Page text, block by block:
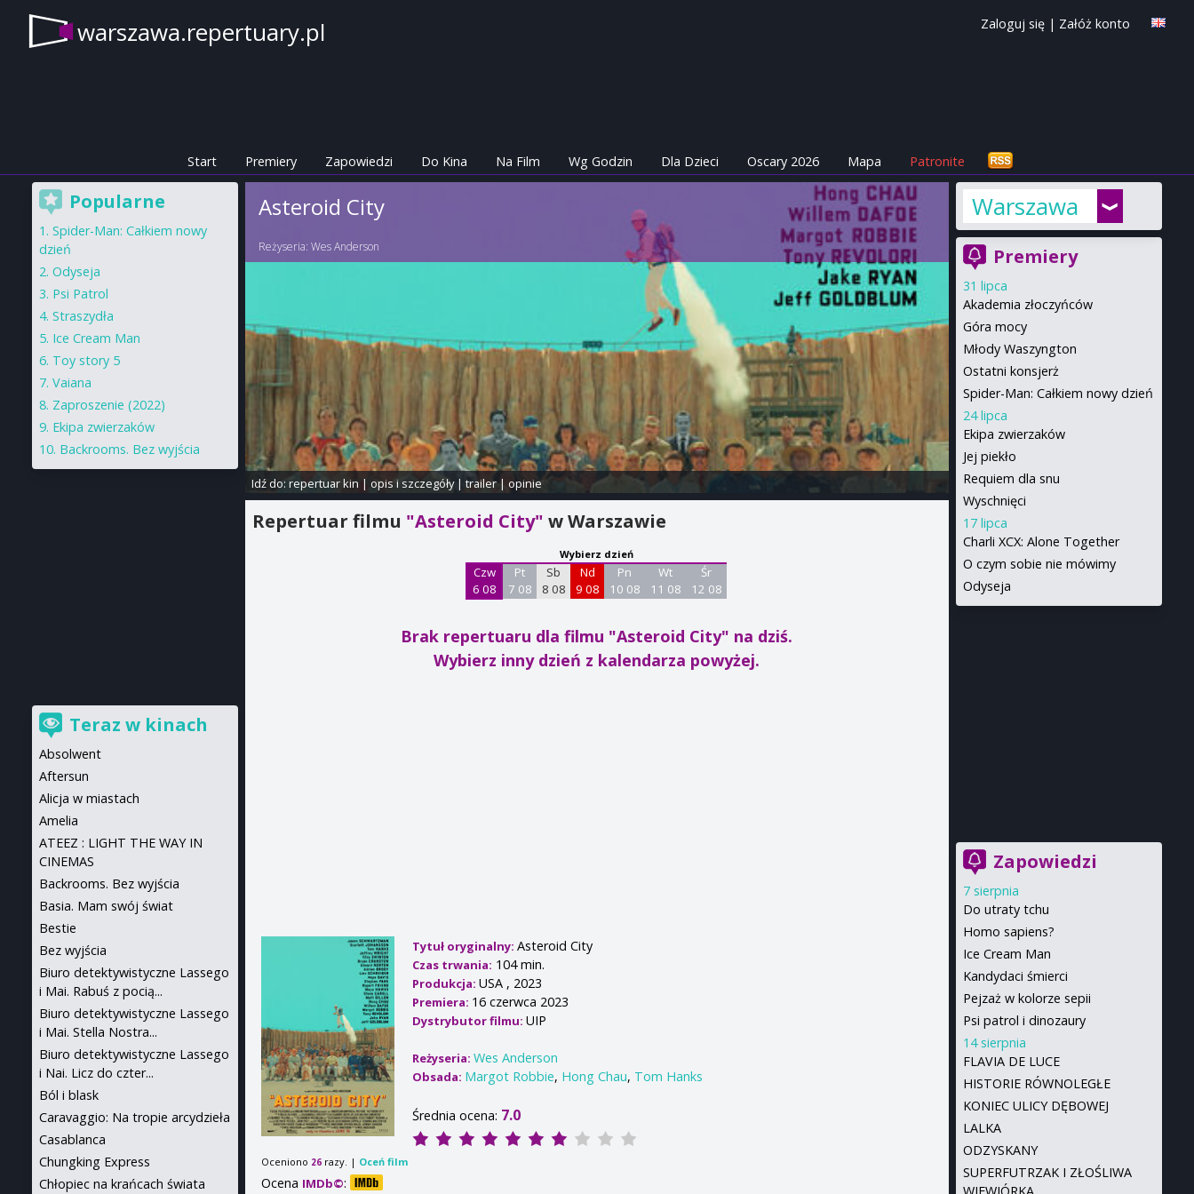
warszawa.repertuary.pl Zaloguj się | Załóż konto
Start Premiery Zapowiedzi Do Kina Na Film Wg Godzin Dla Dzieci Oscary 2026 Mapa Patronite
Asteroid City
Reżyseria:Wes Anderson
Idź do: repertuar kin | opis i szczegóły| trailer| opinie
Repertuar filmu "Asteroid City"w Warszawie
Wybierz dzień
Czw
6 08
Pt
7 08
Sb
8 08
Nd
9 08
Pn
10 08
Wt
11 08
Śr
12 08
Brak repertuaru dla filmu "Asteroid City" na dziś.
Wybierz inny dzień z kalendarza powyżej.
Tytuł oryginalny:Asteroid City
Czas trwania: 104 min.
Produkcja:USA , 2023
Premiera: 16 czerwca 2023
Dystrybutor filmu:UIP
Reżyseria:Wes Anderson
Obsada: Margot Robbie, Hong Chau, Tom Hanks
Średnia ocena: 7.0
Oceniono 26 razy. | Oceń film
Ocena IMDb©:
Warszawa
Premiery
31 lipca
Akademia złoczyńców
Góra mocy
Młody Waszyngton
Ostatni konsjerż
Spider-Man: Całkiem nowy dzień
24 lipca
Ekipa zwierzaków
Jej piekło
Requiem dla snu
Wyschnięci
17 lipca
Charli XCX: Alone Together
O czym sobie nie mówimy
Odyseja
Zapowiedzi
7 sierpnia
Do utraty tchu
Homo sapiens?
Ice Cream Man
Kandydaci śmierci
Pejzaż w kolorze sepii
Psi patrol i dinozaury
14 sierpnia
FLAVIA DE LUCE
HISTORIE RÓWNOLEGŁE
KONIEC ULICY DĘBOWEJ
LALKA
ODZYSKANY
SUPERFUTRZAK I ZŁOŚLIWA
Popularne
Spider-Man: Całkiem nowy
dzień
Odyseja
Psi Patrol
Straszydła
Ice Cream Man
Toy story 5
Vaiana
Zaproszenie (2022)
Ekipa zwierzaków
Backrooms. Bez wyjścia
Teraz w kinach
Absolwent
Aftersun
Alicja w miastach
Amelia
ATEEZ : LIGHT THE WAY IN
CINEMAS
Backrooms. Bez wyjścia
Basia. Mam swój świat
Bestie
Bez wyjścia
Biuro detektywistyczne Lassego
i Mai. Rabuś z pocią...
Biuro detektywistyczne Lassego
i Mai. Stella Nostra...
Biuro detektywistyczne Lassego
i Nai. Licz do czter...
Ból i blask
Caravaggio: Na tropie arcydzieła
Casablanca
Chungking Express
Chłopiec na krańcach świata